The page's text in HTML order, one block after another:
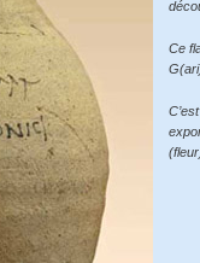
Ce